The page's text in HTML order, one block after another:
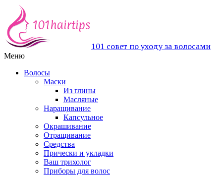
101 совет по уходу за волосами
Меню
Волосы
Маски
Из глины
Масляные
Наращивание
Капсульное
Окрашивание
Отращивание
Средства
Прически и укладки
Ваш трихолог
Приборы для волос